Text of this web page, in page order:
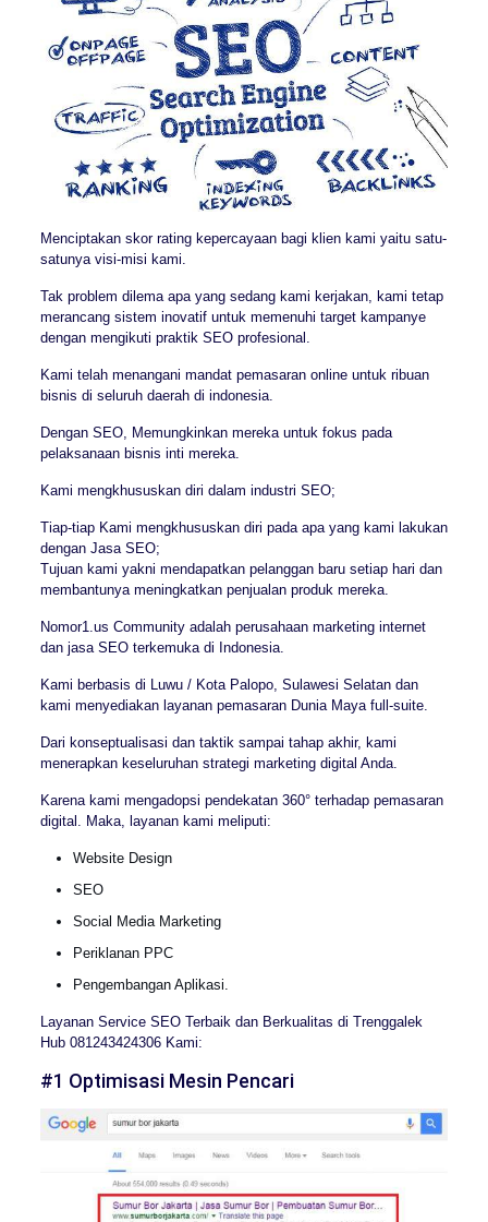
Menciptakan skor rating kepercayaan bagi klien kami yaitu satu-
satunya visi-misi kami.
Tak problem dilema apa yang sedang kami kerjakan, kami tetap
merancang sistem inovatif untuk memenuhi target kampanye
dengan mengikuti praktik SEO profesional.
Kami telah menangani mandat pemasaran online untuk ribuan
bisnis di seluruh daerah di indonesia.
Dengan SEO, Memungkinkan mereka untuk fokus pada
pelaksanaan bisnis inti mereka.
Kami mengkhususkan diri dalam industri SEO;
Tiap-tiap Kami mengkhususkan diri pada apa yang kami lakukan
dengan Jasa SEO;
Tujuan kami yakni mendapatkan pelanggan baru setiap hari dan
membantunya meningkatkan penjualan produk mereka.
Nomor1.us Community adalah perusahaan marketing internet
dan jasa SEO terkemuka di Indonesia.
Kami berbasis di Luwu / Kota Palopo, Sulawesi Selatan dan
kami menyediakan layanan pemasaran Dunia Maya full-suite.
Dari konseptualisasi dan taktik sampai tahap akhir, kami
menerapkan keseluruhan strategi marketing digital Anda.
Karena kami mengadopsi pendekatan 360° terhadap pemasaran
digital. Maka, layanan kami meliputi:
Website Design
SEO
Social Media Marketing
Periklanan PPC
Pengembangan Aplikasi.
Layanan Service SEO Terbaik dan Berkualitas di Trenggalek
Hub 081243424306 Kami:
#1 Optimisasi Mesin Pencari